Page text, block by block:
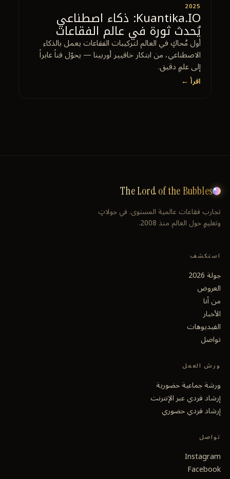
2025
Kuantika.IO: ذكاء اصطناعي
يُحدث ثورة في عالم الفقاعات
أول مُحاكٍ في العالم لتركيبات الفقاعات يعمل بالذكاء
الاصطناعي، من ابتكار خافيير أوربينا — يحوّل فناً عابراً
إلى علمٍ دقيق.
اقرأ ←
The Lord of the Bubbles
تجارب فقاعات عالمية المستوى. في جولاتٍ
وتعليمٍ حول العالم منذ 2008.
استكشف
جولة 2026
العروض
من أنا
الأخبار
الفيديوهات
تواصل
ورش العمل
ورشة جماعية حضورية
إرشاد فردي عبر الإنترنت
إرشاد فردي حضوري
تواصل
Instagram
Facebook